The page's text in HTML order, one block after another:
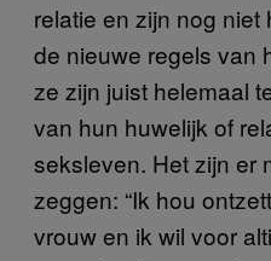
relatie en zijn nog
de nieuwe regels van
ze zijn juist helemaal
van hun huwelijk of
seksleven. Het zijn er
zeggen: “Ik hou
vrouw en ik wil voor